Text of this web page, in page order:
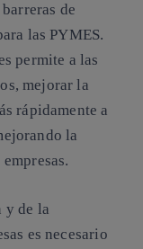
de
las PYMES.
permite a las
mejorar la
rápidamente a
la
y de la
es necesario